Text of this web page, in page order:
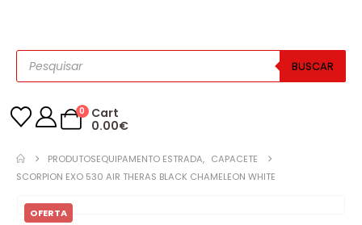
BUSCAR
0
Cart
0.00€
PRODUTOSEQUIPAMENTO ESTRADA, CAPACETE
SCORPION EXO 530 AIR THERAS BLACK CHAMELEON WHITE
OFERTA